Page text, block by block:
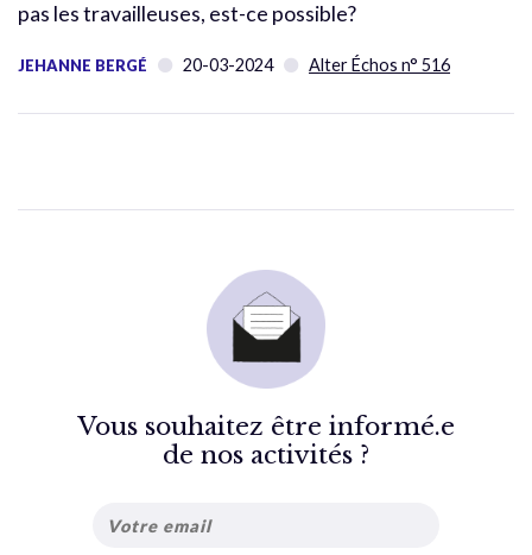
pas les travailleuses, est-ce possible?
JEHANNE BERGÉ 20-03-2024 Alter Échos n° 516
Vous souhaitez être informé.e
de nos activités ?